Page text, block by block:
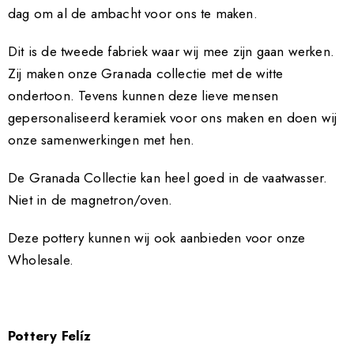
dag om al de ambacht voor ons te maken.
Dit is de tweede fabriek waar wij mee zijn gaan werken.
Zij maken onze Granada collectie met de witte
ondertoon. Tevens kunnen deze lieve mensen
gepersonaliseerd keramiek voor ons maken en doen wij
onze samenwerkingen met hen.
De Granada Collectie kan heel goed in de vaatwasser.
Niet in de magnetron/oven.
Deze pottery kunnen wij ook aanbieden voor onze
Wholesale.
Pottery Felíz